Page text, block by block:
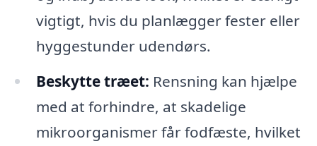
vigtigt, hvis du planlægger fester eller
hyggestunder udendørs.
Beskytte træet: Rensning kan hjælpe
med at forhindre, at skadelige
mikroorganismer får fodfæste, hvilket